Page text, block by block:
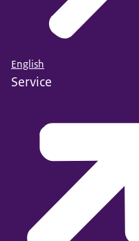
English
Service